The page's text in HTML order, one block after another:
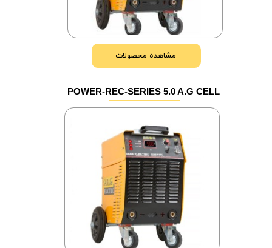
مشاهده محصولات
POWER-REC-SERIES 5.0 A.G CELL